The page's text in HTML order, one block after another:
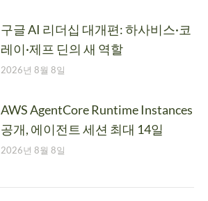
구글 AI 리더십 대개편: 하사비스·코
레이·제프 딘의 새 역할
2026년 8월 8일
AWS AgentCore Runtime Instances
공개, 에이전트 세션 최대 14일
2026년 8월 8일